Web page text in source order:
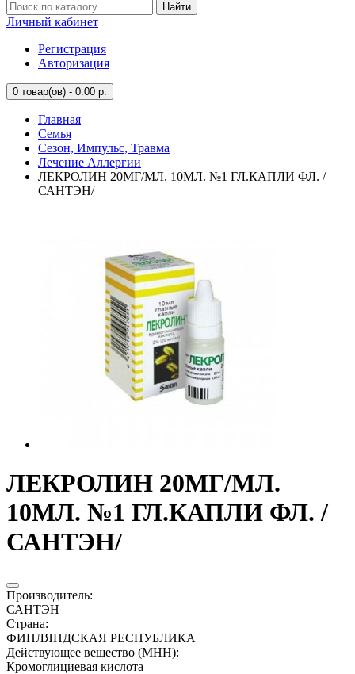
Найти
Личный кабинет
Регистрация
Авторизация
0 товар(ов) - 0.00 р.
Главная
Семья
Сезон, Импульс, Травма
Лечение Аллергии
ЛЕКРОЛИН 20МГ/МЛ. 10МЛ. №1 ГЛ.КАПЛИ ФЛ. /
САНТЭН/
ЛЕКРОЛИН 20МГ/МЛ.
10МЛ. №1 ГЛ.КАПЛИ ФЛ. /
САНТЭН/
Производитель:
САНТЭН
Страна:
ФИНЛЯНДСКАЯ РЕСПУБЛИКА
Действующее вещество (МНН):
Кромоглициевая кислота